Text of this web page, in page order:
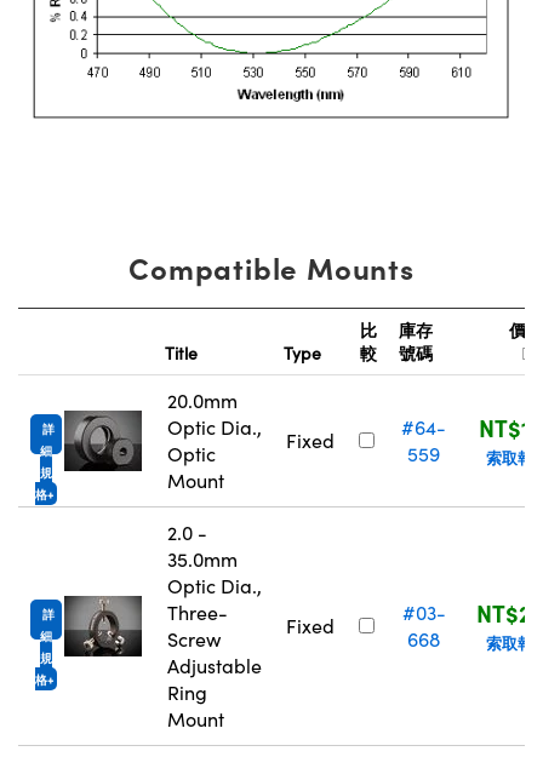
Compatible Mounts
Title Type
比
較
庫存
號碼
價
詳
細
規
格
20.0mm
Optic Dia.,
Optic
Mount
Fixed
#64-
559
索取報
詳
細
規
格
2.0 -
35.0mm
Optic Dia.,
Three-
Screw
Adjustable
Ring
Mount
Fixed
#03-
668
索取報